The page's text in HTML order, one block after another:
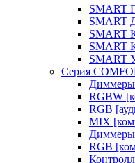
SMART
SMART
SMART
SMART
SMART
Серия
Диммеры
RGBW
RGB
MIX
RGB